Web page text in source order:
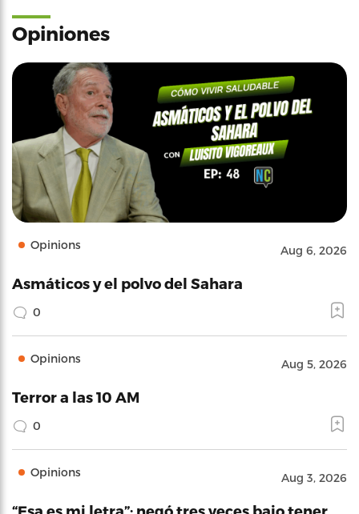
Opiniones
Opinions Aug 6, 2026
Asmáticos y el polvo del Sahara
0
Opinions Aug 5, 2026
Terror a las 10 AM
0
Opinions Aug 3, 2026
“Esa es mi letra”: negó tres veces bajo tener